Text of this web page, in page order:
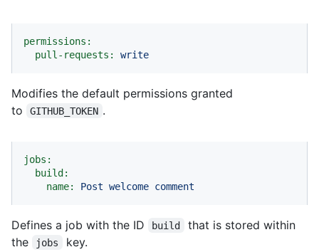
permissions:
pull-requests:
write
Modifies the default permissions granted
to
GITHUB_TOKEN .
jobs:
build:
name:
Post welcome comment
Defines a job with the ID build
that is stored within
the
jobs key.